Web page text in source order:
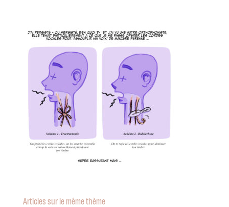
Articles sur le même thème